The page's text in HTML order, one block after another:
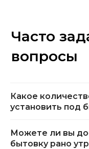
Часто
вопросы
Какое
установить под
Можете ли вы
бытовку рано